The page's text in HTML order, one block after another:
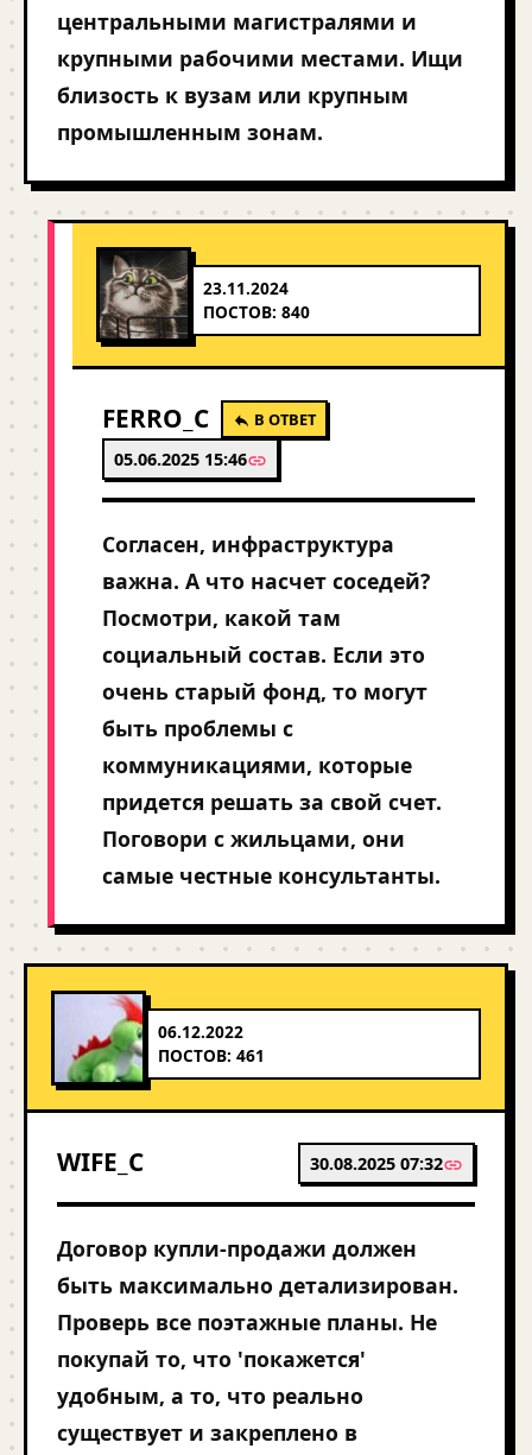
центральными магистралями и
крупными рабочими местами. Ищи
близость к вузам или крупным
промышленным зонам.
23.11.2024
ПОСТОВ: 840
FERRO_C В ОТВЕТ
05.06.2025 15:46
Согласен, инфраструктура
важна. А что насчет соседей?
Посмотри, какой там
социальный состав. Если это
очень старый фонд, то могут
быть проблемы с
коммуникациями, которые
придется решать за свой счет.
Поговори с жильцами, они
самые честные консультанты.
06.12.2022
ПОСТОВ: 461
WIFE_C 30.08.2025 07:32
Договор купли-продажи должен
быть максимально детализирован.
Проверь все поэтажные планы. Не
покупай то, что 'покажется'
удобным, а то, что реально
существует и закреплено в